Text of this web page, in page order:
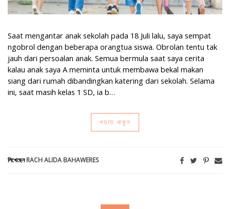
Saat mengantar anak sekolah pada 18 Juli lalu, saya sempat
ngobrol dengan beberapa orangtua siswa. Obrolan tentu tak
jauh dari persoalan anak. Semua bermula saat saya cerita
kalau anak saya A meminta untuk membawa bekal makan
siang dari rumah dibandingkan katering dari sekolah. Selama
ini, saat masih kelas 1 SD, ia b…
পড়তে থাকুন
লিখেছেনRACH ALIDA BAHAWERES